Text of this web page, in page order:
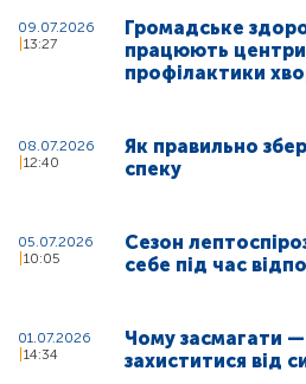
09.07.2026
13:27
Громадське
працюють
профілактики
08.07.2026
12:40
Як правильно
спеку
05.07.2026
10:05
Сезон
себе під час
01.07.2026
14:34
Чому засмагати
захиститися від